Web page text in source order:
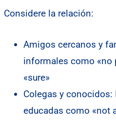
Considere la relación:
Amigos cercanos y
informales como «no
«sure»
Colegas y
educadas como «not